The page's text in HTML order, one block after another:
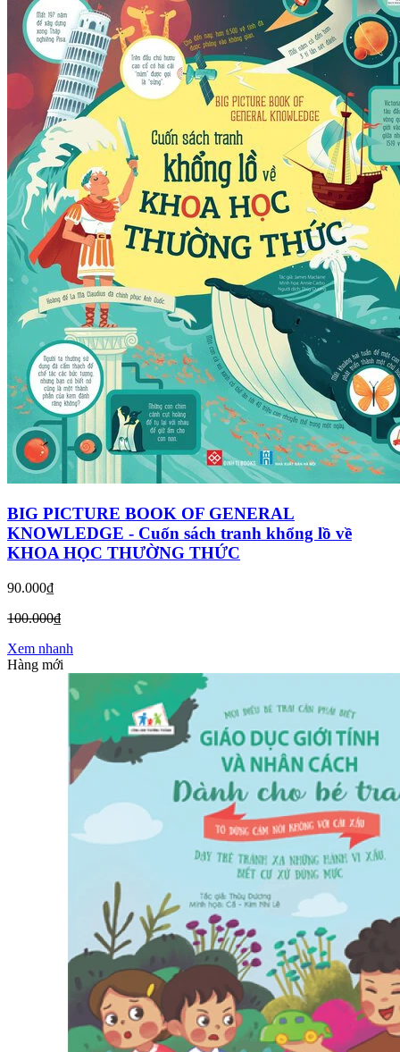
BIG PICTURE BOOK OF GENERAL
KNOWLEDGE - Cuốn sách tranh khổng lồ về
KHOA HỌC THƯỜNG THỨC
90.000₫
100.000₫
Xem nhanh
Hàng mới